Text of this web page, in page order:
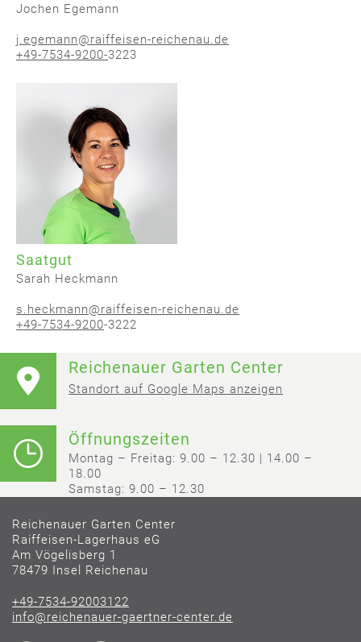
Jochen Egemann
j.egemann@raiffeisen-reichenau.de
+49-7534-9200-3223
Saatgut
Sarah Heckmann
s.heckmann@raiffeisen-reichenau.de
+49-7534-9200-3222
Reichenauer Garten Center
Standort auf Google Maps anzeigen
Öffnungszeiten
Montag – Freitag: 9.00 – 12.30 | 14.00 –
18.00
Samstag: 9.00 – 12.30
Reichenauer Garten Center
Raiffeisen-Lagerhaus eG
Am Vögelisberg 1
78479 Insel Reichenau
+49-7534-92003122
info@reichenauer-gaertner-center.de